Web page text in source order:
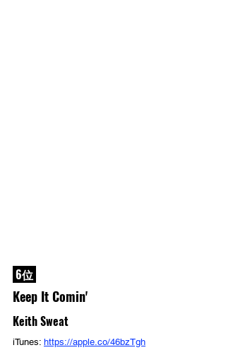
6位
Keep It Comin'
Keith Sweat
iTunes: https://apple.co/46bzTgh